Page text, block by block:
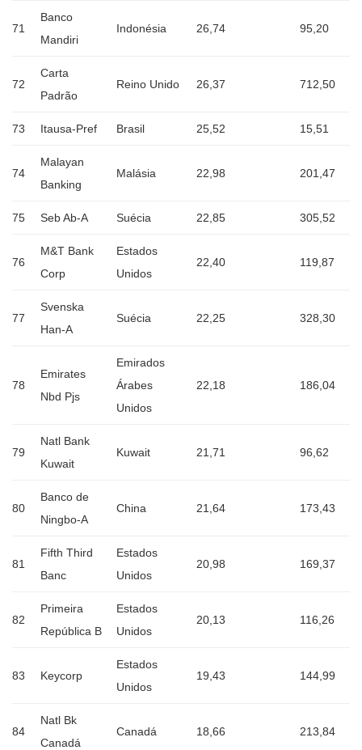
71
Banco
Mandiri
Indonésia 26,74 95,20
72
Carta
Padrão
Reino Unido 26,37 712,50
73 Itausa-Pref Brasil 25,52 15,51
74
Malayan
Banking
Malásia 22,98 201,47
75 Seb Ab-A Suécia 22,85 305,52
76
M&T Bank
Corp
Estados
Unidos
22,40 119,87
77
Svenska
Han-A
Suécia 22,25 328,30
78
Emirates
Nbd Pjs
Emirados
Árabes
Unidos
22,18 186,04
79
Natl Bank
Kuwait
Kuwait 21,71 96,62
80
Banco de
Ningbo-A
China 21,64 173,43
81
Fifth Third
Banc
Estados
Unidos
20,98 169,37
82
Primeira
República B
Estados
Unidos
20,13 116,26
83 Keycorp
Estados
Unidos
19,43 144,99
84
Natl Bk
Canadá
Canadá 18,66 213,84